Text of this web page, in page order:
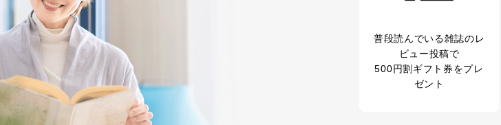
個人情報保護管理者: 経営管理グループディレクター 前田 嘉也
当社が取り扱う開示対象個人情報の利用目的は次のとおりです。
普段読んでいる雑誌のレ
ビュー投稿で
500円割ギフト券をプレ
ゼント